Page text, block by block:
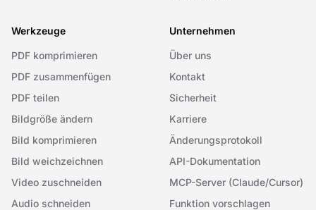
Werkzeuge
PDF komprimieren
PDF zusammenfügen
PDF teilen
Bildgröße ändern
Bild komprimieren
Bild weichzeichnen
Video zuschneiden
Audio schneiden
Unternehmen
Über uns
Kontakt
Sicherheit
Karriere
Änderungsprotokoll
API-Dokumentation
MCP-Server (Claude/Cursor)
Funktion vorschlagen